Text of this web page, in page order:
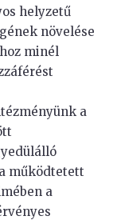
helyzetű
növelése
minél
a
működtetett
a